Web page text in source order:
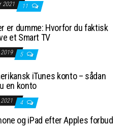
2021 11
er dumme: Hvorfor du faktisk
et Smart TV
5
iTunes konto – sådan
en konto
4
og iPad efter Apples forbud